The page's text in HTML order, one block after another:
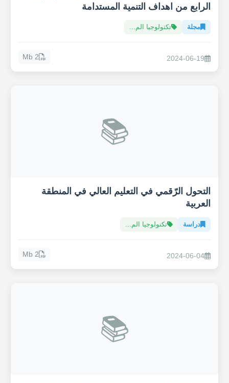
الرابع من اهداف التنمية المستدامة
مجلة تكنولوجيا الم...
2024-06-19
2 Mb
📚
التحول الرّقمي في التعليم العالي في المنطقة
العربية
دراسة تكنولوجيا الم...
2024-06-04
2 Mb
📚